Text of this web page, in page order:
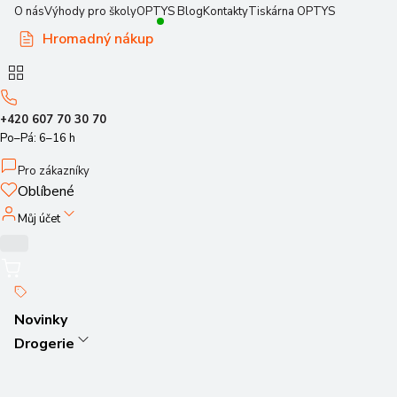
O násVýhody pro školyOPTYS BlogKontaktyTiskárna OPTYS
Hromadný nákup
+420 607 70 30 70
Po–Pá: 6–16 h
Pro zákazníky
Oblíbené
Můj účet
Novinky
Drogerie